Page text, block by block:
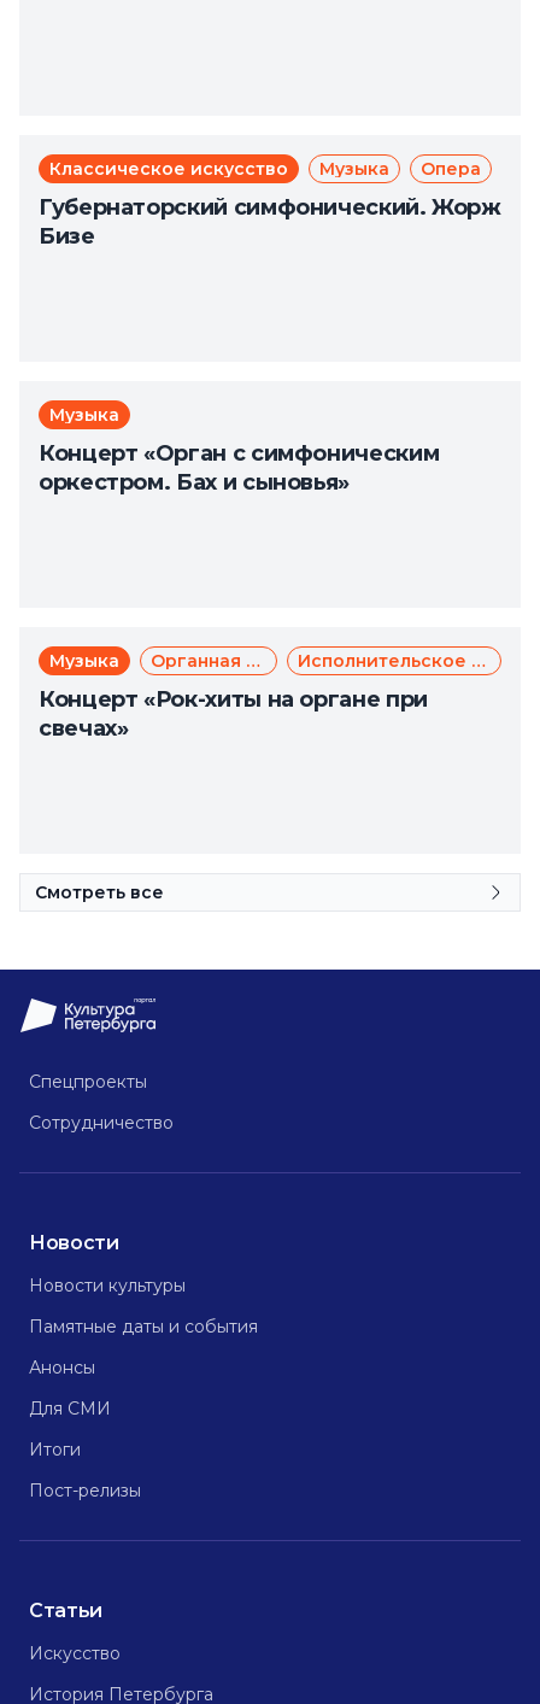
Классическое искусство Музыка Опера
Губернаторский симфонический. Жорж
Бизе
Музыка
Концерт «Орган с симфоническим
оркестром. Бах и сыновья»
Музыка Органная музыка Исполнительское искусство
Концерт «Рок-хиты на органе при
свечах»
Смотреть все
Спецпроекты
Сотрудничество
Новости
Новости культуры
Памятные даты и события
Анонсы
Для СМИ
Итоги
Пост-релизы
Статьи
Искусство
История Петербурга